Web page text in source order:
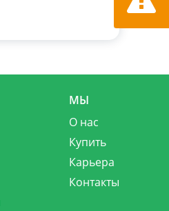
МЫ
О нас
Купить
Карьера
Контакты